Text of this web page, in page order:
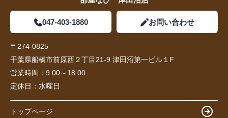
047-403-1880 お問い合わせ
〒274-0825
千葉県船橋市前原西２丁目21-9 津田沼第一ビル１F
営業時間： 9:00～18:00
定休日： 水曜日
トップページ